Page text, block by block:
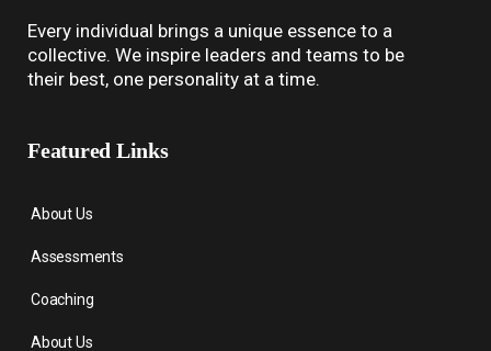
Every individual brings a unique essence to a
collective. We inspire leaders and teams to be
their best, one personality at a time.
Featured Links
About Us
Assessments
Coaching
About Us